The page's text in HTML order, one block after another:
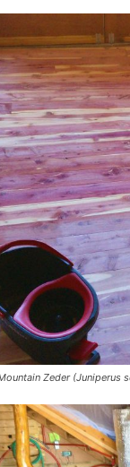
Zeder (Juniperus